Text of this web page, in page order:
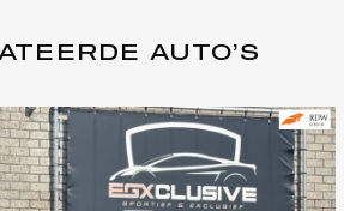
AUTO’S